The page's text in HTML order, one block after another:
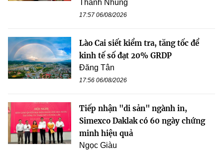
Thanh Nhung
17:57 06/08/2026
Lào Cai siết kiểm tra, tăng tốc để
kinh tế số đạt 20% GRDP
Đăng Tân
17:56 06/08/2026
Tiếp nhận "di sản" ngành in,
Simexco Daklak có 60 ngày chứng
minh hiệu quả
Ngọc Giàu